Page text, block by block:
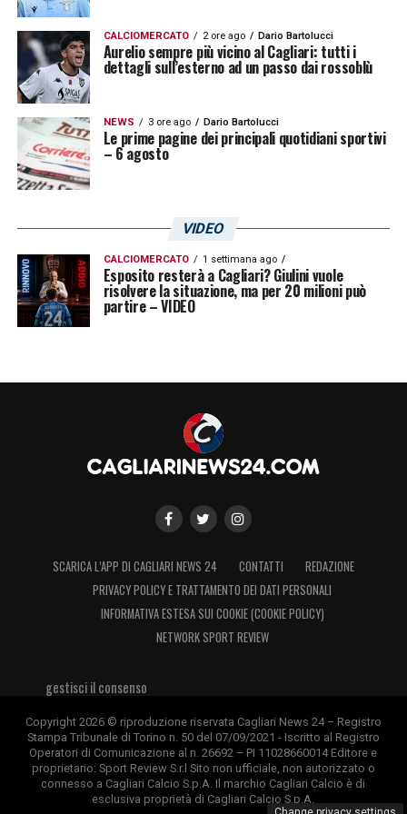
ritiro di Buffon è stato IL portiere per quelli
della mia generazione e per quelli che sono
nati nei miei anni. Da che mi ricordo delle
partite in Tv c’era lui. E’ stato l’idolo e
l’ispirazione per molti, vorrei ringraziarlo per
quello che ha fatto per il calcio e per il ruolo
LA PLAYLIST DELLE NOSTRE TOP NEWS
CALCIOMERCATO 2 ore ago Dario Bartolucci
Aurelio sempre più vicino al Cagliari: tutti i
dettagli sull’esterno ad un passo dai rossoblù
NEWS 3 ore ago Dario Bartolucci
Le prime pagine dei principali quotidiani sportivi
– 6 agosto
VIDEO
CALCIOMERCATO 1 settimana ago
Esposito resterà a Cagliari? Giulini vuole
risolvere la situazione, ma per 20 milioni può
partire – VIDEO
SCARICA L’APP DI CAGLIARI NEWS 24 CONTATTI
REDAZIONE
PRIVACY POLICY E TRATTAMENTO DEI DATI PERSONALI
INFORMATIVA ESTESA SUI COOKIE (COOKIE POLICY)
NETWORK SPORT REVIEW
gestisci il consenso
Copyright 2026 © riproduzione riservata Cagliari News 24 – Registro
Stampa Tribunale di Torino n. 50 del 07/09/2021 - Iscritto al Registro
Operatori di Comunicazione al n. 26692 – PI 11028660014 Editore e
proprietario: Sport Review S.r.l Sito non ufficiale, non autorizzato o
connesso a Cagliari Calcio S.p.A. Il marchio Cagliari Calcio è di
esclusiva proprietà di Cagliari Calcio S.p.A.